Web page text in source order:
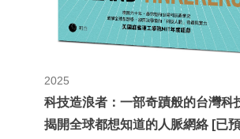
2025
科技造浪者：一部奇蹟般的台灣科
揭開全球都想知道的人脈網絡 [已